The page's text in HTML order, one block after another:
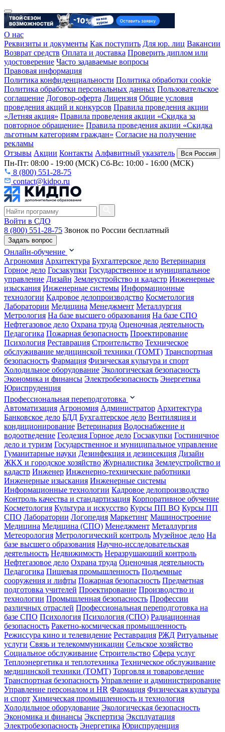
О нас
Реквизиты и документы Как поступить Для юр. лиц Вакансии
Возврат средств Оплата и доставка Проверить диплом или
удостоверение Часто задаваемые вопросы
Правовая информация
Политика конфиденциальности Политика обработки cookie
Политика обработки персональных данных Пользовательское
соглашение Договор-оферта Лицензия Общие условия
проведения акций и конкурсов Правила проведения акции
«Летняя акция» Правила проведения акции «Скидка за
повторное обращение» Правила проведения акции «Скидка
льготным категориям граждан» Согласие на получение
рекламы
Отзывы Акции Контакты Алфавитный указатель Вся Россия
Пн-Пт: 08:00 - 19:00 (МСК) Сб-Вс: 10:00 - 16:00 (МСК)
8 (800) 551-28-75
contact@kidpo.ru
Войти в СДО
8 (800) 551-28-75 Звонок по России бесплатный
Задать вопрос
Онлайн-обучение
Агрономия Архитектура Бухгалтерское дело Ветеринария
Горное дело Госзакупки Государственное и муниципальное
управление Дизайн Землеустройство и кадастр Инженерные
изыскания Инженерные системы Информационные
технологии Кадровое делопроизводство Косметология
Лаборатории Медицина Менеджмент Металлургия
Метрология На базе высшего образования На базе СПО
Нефтегазовое дело Охрана труда Оценочная деятельность
Педагогика Пожарная безопасность Проектирование
Психология Реставрация Строительство Техническое
обслуживание медицинской техники (ТОМТ) Транспортная
безопасность Фармация Физическая культура и спорт
Холодильное оборудование Экологическая безопасность
Экономика и финансы Электробезопасность Энергетика
Юриспруденция
Профессиональная переподготовка
Автоматизация Агрономия Администратор Архитектура
Банковское дело БДД Бухгалтерское дело Вентиляция и
кондиционирование Ветеринария Водоснабжение и
водоотведение Геодезия Горное дело Госзакупки Гостиничное
дело и туризм Государственное и муниципальное управление
Гуманитарные науки Дезинфекция и дезинсекция Дизайн
ЖКХ и городское хозяйство Журналистика Землеустройство и
кадастр Инженер Инженерно-технические работники
Инженерные изыскания Инженерные системы
Информационные технологии Кадровое делопроизводство
Контроль качества и стандартизация Корпоративное обучение
Косметология Культура и искусство Курсы ПП ВО Курсы ПП
СПО Лаборатории Логопедия Маркетинг Машиностроение
Медицина Медицина (СПО) Менеджмент Металлургия
Метеорология Метрологический контроль Музейное дело На
базе высшего образования Научно-исследовательская
деятельность Недвижимость Неразрушающий контроль
Нефтегазовое дело Охрана труда Оценочная деятельность
Педагогика Пищевая промышленность Подъемные
сооружения и лифты Пожарная безопасность Предметная
подготовка учителей Проектирование Производство и
технологии Промышленная безопасность Профессии
различных отраслей Профессиональная переподготовка на
базе СПО Психология Психология (СПО) Радиационная
безопасность Ракетно-космическая промышленность
Режиссура кино и телевидение Реставрация РЖД Ритуальные
услуги Связь и телекоммуникации Сельское хозяйство
Социальное обслуживание Строительство Сфера услуг
Теплоэнергетика и теплотехника Техническое обслуживание
медицинской техники (ТОМТ) Торговля и товароведение
Транспортная безопасность Управление и администрирование
Управление персоналом и HR Фармация Физическая культура
и спорт Химическая промышленность и технология
Холодильное оборудование Экологическая безопасность
Экономика и финансы Экспертиза Эксплуатация
Электробезопасность Энергетика Юриспруденция